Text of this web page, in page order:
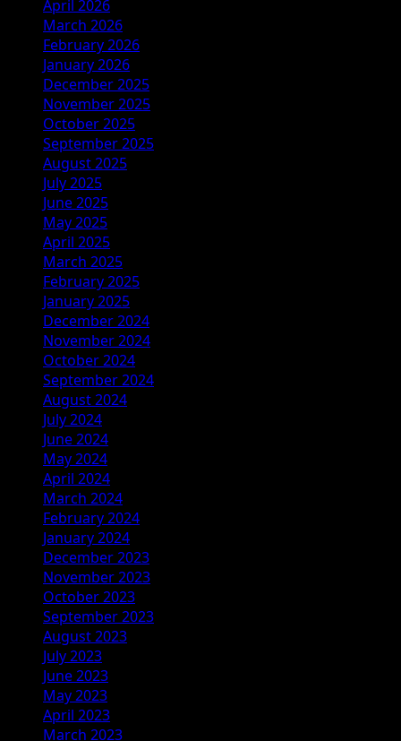
April 2026
March 2026
February 2026
January 2026
December 2025
November 2025
October 2025
September 2025
August 2025
July 2025
June 2025
May 2025
April 2025
March 2025
February 2025
January 2025
December 2024
November 2024
October 2024
September 2024
August 2024
July 2024
June 2024
May 2024
April 2024
March 2024
February 2024
January 2024
December 2023
November 2023
October 2023
September 2023
August 2023
July 2023
June 2023
May 2023
April 2023
March 2023